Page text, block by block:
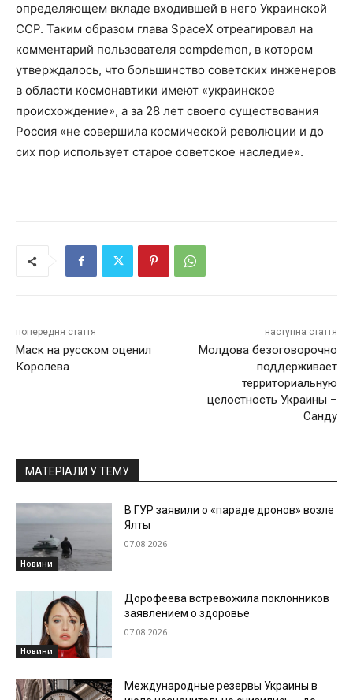
определяющем вкладе входившей в него Украинской
ССР. Таким образом глава SpaceX отреагировал на
комментарий пользователя compdemon, в котором
утверждалось, что большинство советских инженеров
в области космонавтики имеют «украинское
происхождение», а за 28 лет своего существования
Россия «не совершила космической революции и до
сих пор использует старое советское наследие».
попередня стаття
Маск на русском оценил
Королева
наступна стаття
Молдова безоговорочно
поддерживает
территориальную
целостность Украины –
Санду
МАТЕРІАЛИ У ТЕМУ
Новини
В ГУР заявили о «параде дронов» возле
Ялты
07.08.2026
Новини
Дорофеева встревожила поклонников
заявлением о здоровье
07.08.2026
Международные резервы Украины в